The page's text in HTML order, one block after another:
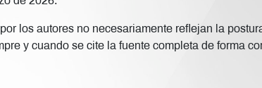
los autores no necesariamente reflejan la
y cuando se cite la fuente completa de forma